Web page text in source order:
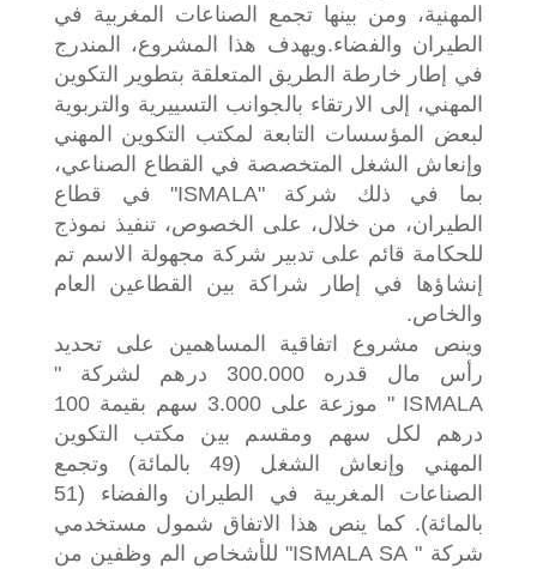
المهنية، ومن بينها تجمع الصناعات المغربية في
الطيران والفضاء.ويهدف هذا المشروع، المندرج
في إطار خارطة الطريق المتعلقة بتطوير التكوين
المهني، إلى الارتقاء بالجوانب التسييرية والتربوية
لبعض المؤسسات التابعة لمكتب التكوين المهني
وإنعاش الشغل المتخصصة في القطاع الصناعي،
بما في ذلك شركة "ISMALA" في قطاع
الطيران، من خلال، على الخصوص، تنفيذ نموذج
للحكامة قائم على تدبير شركة مجهولة الاسم تم
إنشاؤها في إطار شراكة بين القطاعين العام
والخاص.
وينص مشروع اتفاقية المساهمين على تحديد
رأس مال قدره 300.000 درهم لشركة "
ISMALA " موزعة على 3.000 سهم بقيمة 100
درهم لكل سهم ومقسم بين مكتب التكوين
المهني وإنعاش الشغل (49 بالمائة) وتجمع
الصناعات المغربية في الطيران والفضاء (51
بالمائة). كما ينص هذا الاتفاق شمول مستخدمي
شركة " ISMALA SA" للأشخاص الم وظفين من